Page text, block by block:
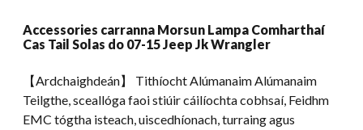
Accessories carranna Morsun Lampa Comharthaí
Cas Tail Solas do 07-15 Jeep Jk Wrangler
【Ardchaighdeán】 Tithíocht Alúmanaim Alúmanaim
Teilgthe, sceallóga faoi stiúir cáilíochta cobhsaí, Feidhm
EMC tógtha isteach, uiscedhíonach, turraing agus